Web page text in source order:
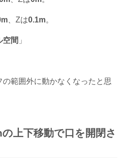
、Zは0.1m。
空間 」
の範囲外に動かなくなったと思
上下移動で口を開閉さ